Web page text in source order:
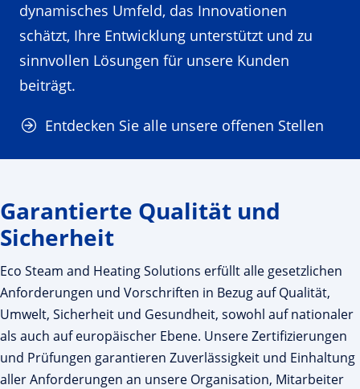
dynamisches Umfeld, das Innovationen
schätzt, Ihre Entwicklung unterstützt und zu
sinnvollen Lösungen für unsere Kunden
beiträgt.
Entdecken Sie alle unsere offenen Stellen
Garantierte Qualität und
Sicherheit
Eco Steam and Heating Solutions erfüllt alle gesetzlichen
Anforderungen und Vorschriften in Bezug auf Qualität,
Umwelt, Sicherheit und Gesundheit, sowohl auf nationaler
als auch auf europäischer Ebene. Unsere Zertifizierungen
und Prüfungen garantieren Zuverlässigkeit und Einhaltung
aller Anforderungen an unsere Organisation, Mitarbeiter